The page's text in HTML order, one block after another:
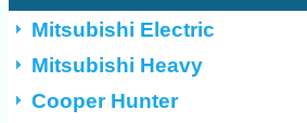
Mitsubishi Electric
Mitsubishi Heavy
Cooper Hunter